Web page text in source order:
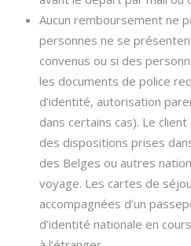
Aucun remboursement ne
personnes ne se
convenus ou si des
les documents de police
d’identité, autorisation
dans certains cas). Le
des dispositions prises
des Belges ou autres
voyage. Les cartes de
accompagnées d’un
d’identité nationale en